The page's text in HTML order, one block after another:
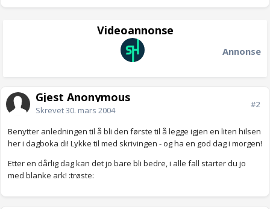
Videoannonse
Annonse
Gjest Anonymous
Skrevet30. mars 2004
#2
Benytter anledningen til å bli den første til å legge igjen en liten hilsen
her i dagboka di! Lykke til med skrivingen - og ha en god dag i morgen!
Etter en dårlig dag kan det jo bare bli bedre, i alle fall starter du jo
med blanke ark! :trøste: